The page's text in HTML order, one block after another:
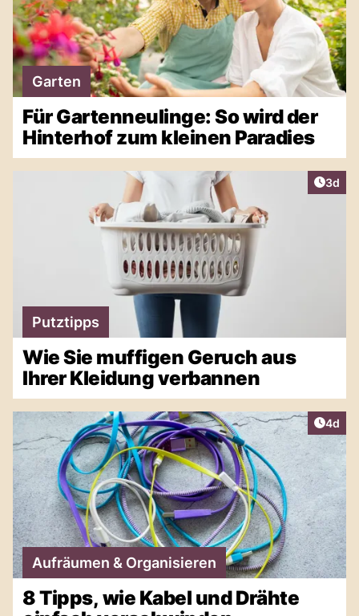
Garten
Für Gartenneulinge: So wird der
Hinterhof zum kleinen Paradies
3d
Putztipps
Wie Sie muffigen Geruch aus
Ihrer Kleidung verbannen
4d
Aufräumen & Organisieren
8 Tipps, wie Kabel und Drähte